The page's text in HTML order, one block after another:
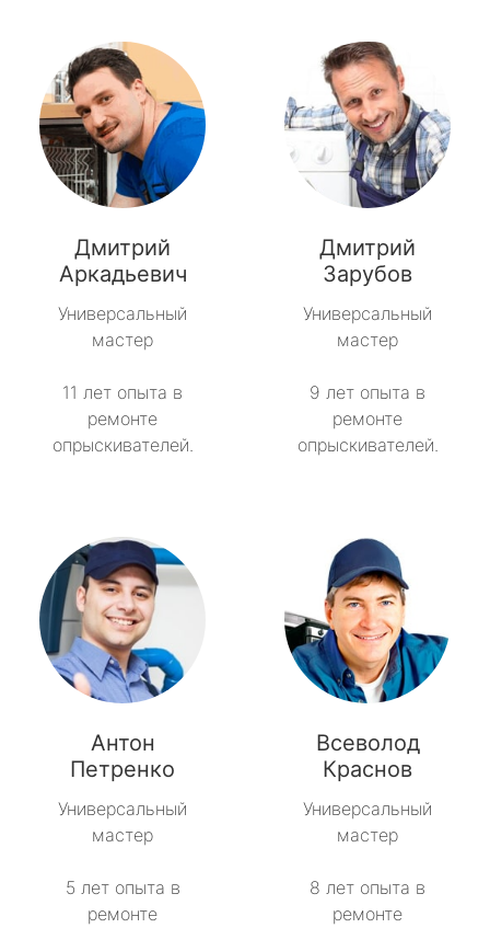
Дмитрий
Аркадьевич
Универсальный
мастер
11 лет опыта в
ремонте
опрыскивателей.
Дмитрий
Зарубов
Универсальный
мастер
9 лет опыта в
ремонте
опрыскивателей.
Антон
Петренко
Универсальный
мастер
5 лет опыта в
ремонте
Всеволод
Краснов
Универсальный
мастер
8 лет опыта в
ремонте